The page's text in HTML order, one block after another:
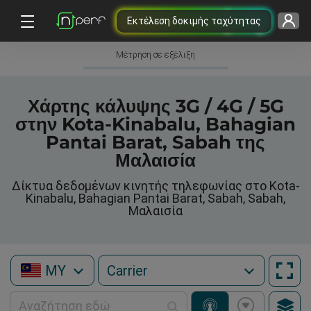
Εκτέλεση δοκιμής ταχύτητας
Μέτρηση σε εξέλιξη
Χάρτης κάλυψης 3G / 4G / 5G
στην Kota-Kinabalu, Bahagian
Pantai Barat, Sabah της
Μαλαισία
Δίκτυα δεδομένων κινητής τηλεφωνίας στο Kota-
Kinabalu, Bahagian Pantai Barat, Sabah, Sabah,
Μαλαισία
MY